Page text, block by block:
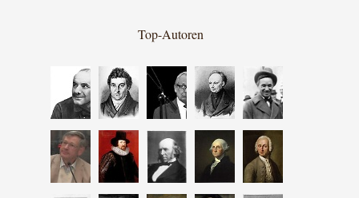
Top-Autoren